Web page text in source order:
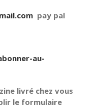
pay pal
au-
livré chez vous
le formulaire